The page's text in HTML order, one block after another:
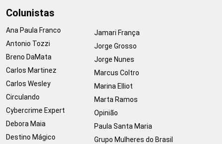
Colunistas
Ana Paula Franco
Antonio Tozzi
Breno DaMata
Carlos Martinez
Carlos Wesley
Circulando
Cybercrime Expert
Debora Maia
Destino Mágico
Jamari França
Jorge Grosso
Jorge Nunes
Marcus Coltro
Marina Elliot
Marta Ramos
Opinião
Paula Santa Maria
Grupo Mulheres do Brasil